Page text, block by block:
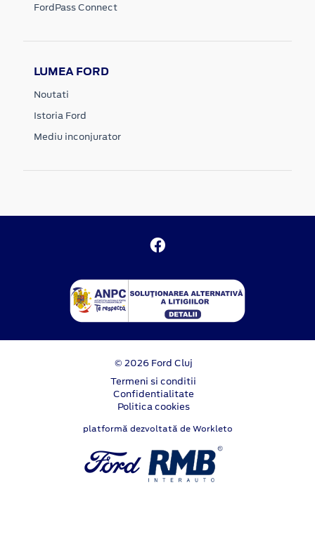
FordPass Connect
LUMEA FORD
Noutati
Istoria Ford
Mediu inconjurator
© 2026 Ford Cluj
Termeni si conditii
Confidentialitate
Politica cookies
platformă dezvoltată de Workleto